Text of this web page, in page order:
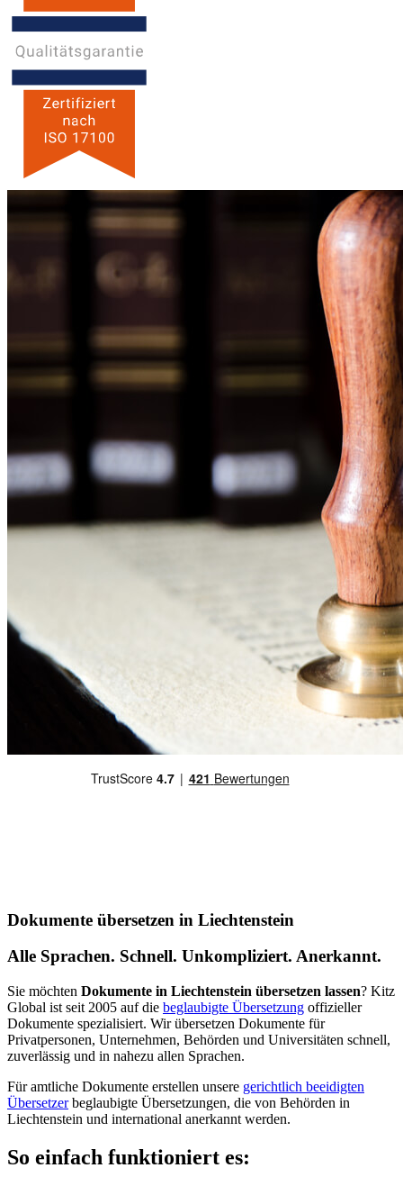
Dokumente übersetzen in Liechtenstein
Alle Sprachen. Schnell. Unkompliziert. Anerkannt.
Sie möchten Dokumente in Liechtenstein übersetzen lassen? Kitz
Global ist seit 2005 auf die beglaubigte Übersetzung offizieller
Dokumente spezialisiert. Wir übersetzen Dokumente für
Privatpersonen, Unternehmen, Behörden und Universitäten schnell,
zuverlässig und in nahezu allen Sprachen.
Für amtliche Dokumente erstellen unsere gerichtlich beeidigten
Übersetzerbeglaubigte Übersetzungen, die von Behörden in
Liechtenstein und international anerkannt werden.
So einfach funktioniert es: